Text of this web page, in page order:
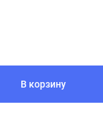
В корзину